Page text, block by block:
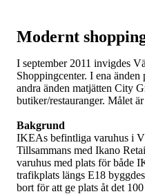
Modernt
I september 2011 invigdes
Shoppingcenter. I ena
andra änden matjätten City
butiker/restauranger. Målet
Bakgrund
IKEAs befintliga varuhus i
Tillsammans med Ikano
varuhus med plats för både
trafikplats längs E18
bort för att ge plats åt det